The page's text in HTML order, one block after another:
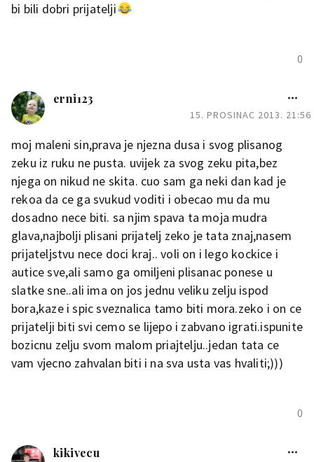
bi bili dobri prijatelji
0
erni123
15. PROSINAC 2013. 21:56
moj maleni sin,prava je njezna dusa i svog plisanog
zeku iz ruku ne pusta. uvijek za svog zeku pita,bez
njega on nikud ne skita. cuo sam ga neki dan kad je
rekoa da ce ga svukud voditi i obecao mu da mu
dosadno nece biti. sa njim spava ta moja mudra
glava,najbolji plisani prijatelj zeko je tata znaj,nasem
prijateljstvu nece doci kraj.. voli on i lego kockice i
autice sve,ali samo ga omiljeni plisanac ponese u
slatke sne..ali ima on jos jednu veliku zelju ispod
bora,kaze i spic sveznalica tamo biti mora.zeko i on ce
prijatelji biti svi cemo se lijepo i zabvano igrati.ispunite
bozicnu zelju svom malom priajtelju..jedan tata ce
vam vjecno zahvalan biti i na sva usta vas hvaliti;)))
0
kikivecu